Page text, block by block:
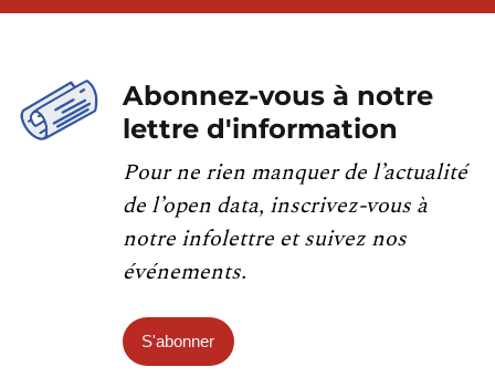
Abonnez-vous à notre
lettre d'information
Pour ne rien manquer de l’actualité
de l’open data, inscrivez-vous à
notre infolettre et suivez nos
événements.
S'abonner